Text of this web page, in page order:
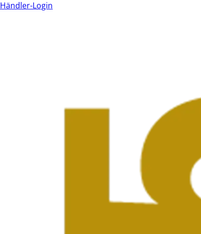
Händler-Login